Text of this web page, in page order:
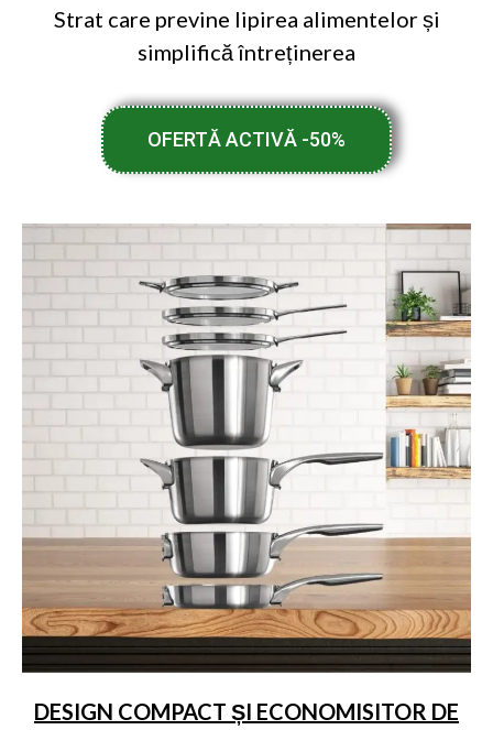
Strat care previne lipirea alimentelor și
simplifică întreținerea
OFERTĂ ACTIVĂ -50%
DESIGN COMPACT ȘI ECONOMISITOR DE